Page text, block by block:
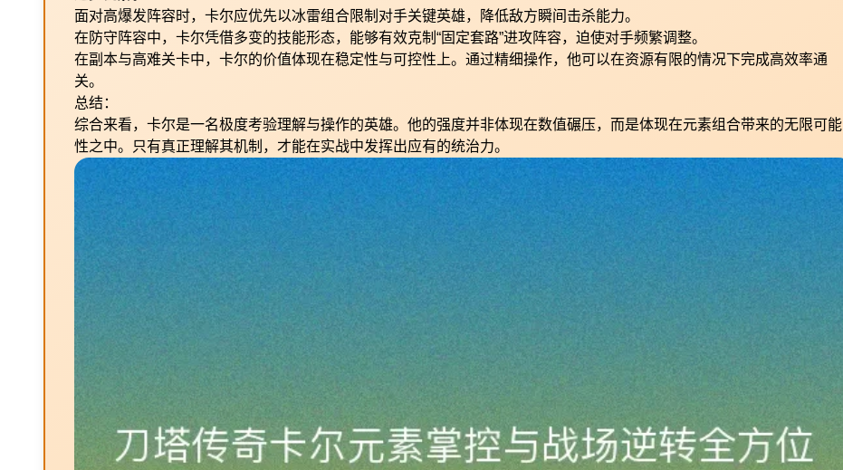
面对高爆发阵容时，卡尔应优先以冰雷组合限制对手关键英雄，降低敌方瞬间击杀能力。
在防守阵容中，卡尔凭借多变的技能形态，能够有效克制“固定套路”进攻阵容，迫使对手频繁调整。
在副本与高难关卡中，卡尔的价值体现在稳定性与可控性上。通过精细操作，他可以在资源有限的情况下完成高效率通
关。
总结：
综合来看，卡尔是一名极度考验理解与操作的英雄。他的强度并非体现在数值碾压，而是体现在元素组合带来的无限可能
性之中。只有真正理解其机制，才能在实战中发挥出应有的统治力。